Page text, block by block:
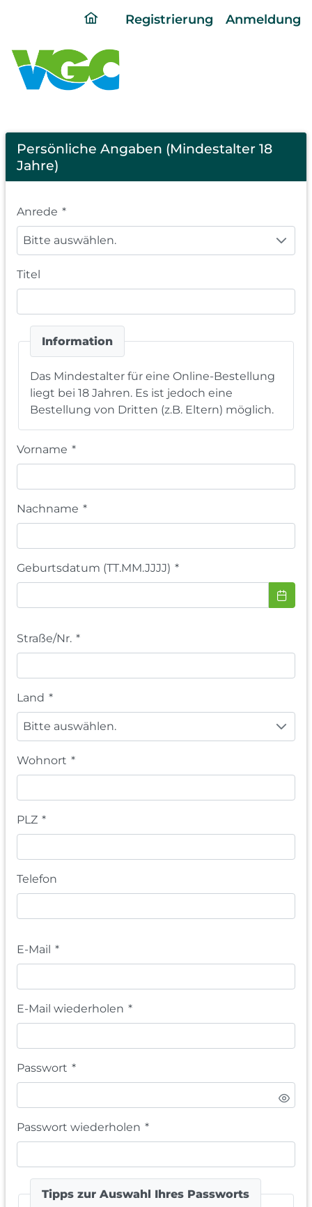
ding
page
Registrierung Anmeldung
Registration
Persönliche Angaben (Mindestalter 18
Jahre)
Anrede *
Bitte auswählen.
Titel
Information
Das Mindestalter für eine Online-Bestellung
liegt bei 18 Jahren. Es ist jedoch eine
Bestellung von Dritten (z.B. Eltern) möglich.
Vorname *
Nachname *
Geburtsdatum (TT.MM.JJJJ) *
Straße/Nr. *
Land *
Bitte auswählen.
Wohnort *
PLZ *
Telefon
E-Mail *
E-Mail wiederholen *
Passwort *
Passwort wiederholen *
Tipps zur Auswahl Ihres Passworts